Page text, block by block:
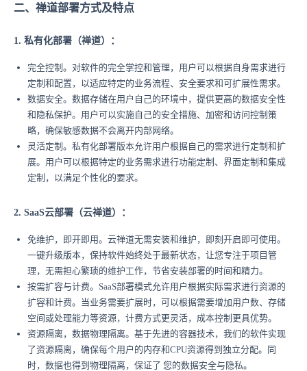
二、禅道部署方式及特点
1. 私有化部署（禅道）：
完全控制。对软件的完全掌控和管理，用户可以根据自身需求进行
定制和配置，以适应特定的业务流程、安全要求和可扩展性需求。
数据安全。数据存储在用户自己的环境中，提供更高的数据安全性
和隐私保护。用户可以实施自己的安全措施、加密和访问控制策
略，确保敏感数据不会离开内部网络。
灵活定制。私有化部署版本允许用户根据自己的需求进行定制和扩
展。用户可以根据特定的业务需求进行功能定制、界面定制和集成
定制，以满足个性化的要求。
2. SaaS云部署（云禅道）：
免维护，即开即用。云禅道无需安装和维护，即刻开启即可使用。
一键升级版本，保持软件始终处于最新状态，让您专注于项目管
理，无需担心繁琐的维护工作，节省安装部署的时间和精力。
按需扩容与计费。SaaS部署模式允许用户根据实际需求进行资源的
扩容和计费。当业务需要扩展时，可以根据需要增加用户数、存储
空间或处理能力等资源，计费方式更灵活，成本控制更具优势。
资源隔离，数据物理隔离。基于先进的容器技术，我们的软件实现
了资源隔离，确保每个用户的内存和CPU资源得到独立分配。同
时，数据也得到物理隔离，保证了 您的数据安全与隐私。